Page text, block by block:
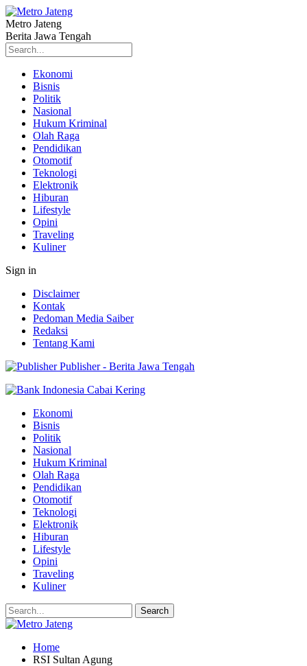
Metro Jateng
Berita Jawa Tengah
Ekonomi
Bisnis
Politik
Nasional
Hukum Kriminal
Olah Raga
Pendidikan
Otomotif
Teknologi
Elektronik
Hiburan
Lifestyle
Opini
Traveling
Kuliner
Sign in
Disclaimer
Kontak
Pedoman Media Saiber
Redaksi
Tentang Kami
Publisher - Berita Jawa Tengah
Ekonomi
Bisnis
Politik
Nasional
Hukum Kriminal
Olah Raga
Pendidikan
Otomotif
Teknologi
Elektronik
Hiburan
Lifestyle
Opini
Traveling
Kuliner
Home
RSI Sultan Agung